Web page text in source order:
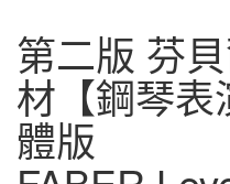
第二版 芬
材【鋼琴表
體版